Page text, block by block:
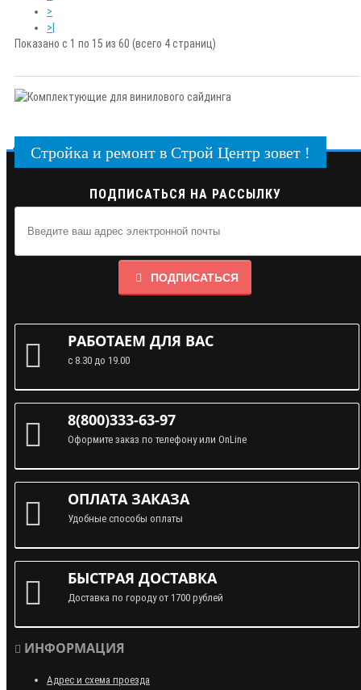
>
>|
Показано с 1 по 15 из 60 (всего 4 страниц)
Стройка и ремонт в Строй Центр зовет !
ПОДПИСАТЬСЯ НА РАССЫЛКУ
ПОДПИСАТЬСЯ
РАБОТАЕМ ДЛЯ ВАС
с 8.30 до 19.00
8(800)333-63-97
Оформите заказ по телефону или OnLine
ОПЛАТА ЗАКАЗА
Удобные способы оплаты
БЫСТРАЯ ДОСТАВКА
Доставка по городу от 1700 рублей
ИНФОРМАЦИЯ
Адрес и схема проезда